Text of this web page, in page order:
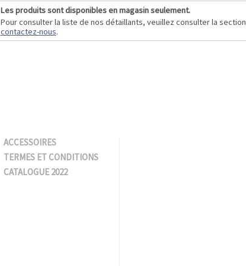
Pointes souples
Professeur
Sneakers
Tutus, jupes et robes
Les produits sont disponibles en magasin seulement.
Pour consulter la liste de nos détaillants, veuillez consulter la section
contactez-nous.
ACCESSOIRES
TERMES ET CONDITIONS
CATALOGUE 2022